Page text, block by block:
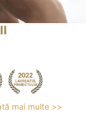
mai multe >>